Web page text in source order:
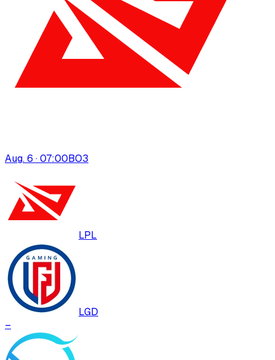
Aug. 6 · 07:00BO3
LPL
LGD
–